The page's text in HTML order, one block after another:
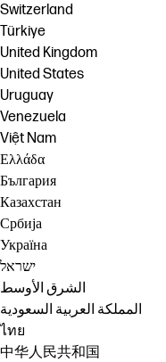
Switzerland
Türkiye
United Kingdom
United States
Uruguay
Venezuela
Việt Nam
Ελλάδα
България
Казахстан
Србија
Україна
ישראל
الشرق الأوسط
المملكة العربية السعودية
ไทย
中华人民共和国